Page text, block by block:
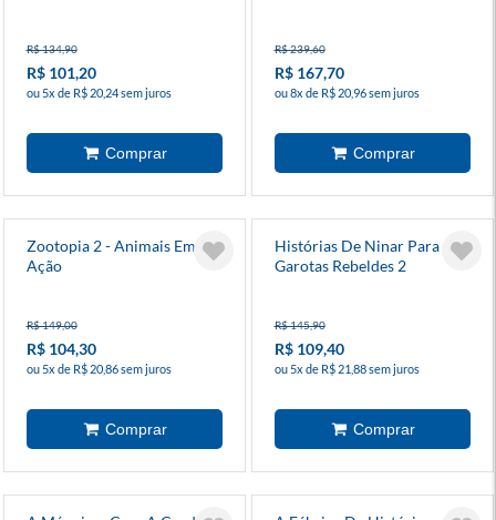
R$ 134,90
R$ 101,20
ou 5x de R$ 20,24 sem juros
R$ 239,60
R$ 167,70
ou 8x de R$ 20,96 sem juros
Zootopia 2 - Animais Em
Ação
R$ 149,00
R$ 104,30
ou 5x de R$ 20,86 sem juros
Histórias De Ninar Para
Garotas Rebeldes 2
R$ 145,90
R$ 109,40
ou 5x de R$ 21,88 sem juros